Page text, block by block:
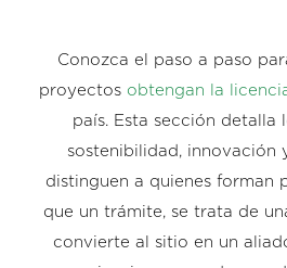
Conozca el paso a paso
proyectos obtengan la
país. Esta sección detalla
sostenibilidad, innovación
distinguen a quienes forman
que un trámite, se trata de
convierte al sitio en un